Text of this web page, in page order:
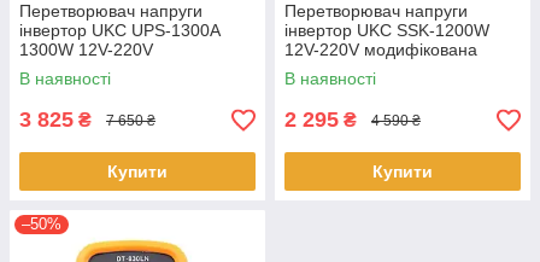
Перетворювач напруги
інвертор UKC UPS-1300A
1300W 12V-220V
модифікована синусоїда DC-
AC Чорний
В наявності
3 825 ₴ 7 650 ₴
Купити
Перетворювач напруги
інвертор UKC SSK-1200W
12V-220V модифікована
синусоїда DC-AC Чорний
В наявності
2 295 ₴ 4 590 ₴
Купити
–50%